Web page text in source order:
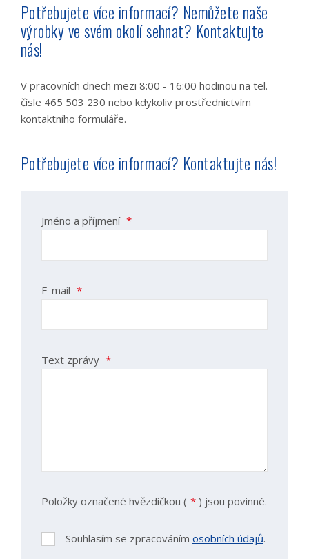
Potřebujete více informací? Nemůžete naše
výrobky ve svém okolí sehnat? Kontaktujte
nás!
V pracovních dnech mezi 8:00 - 16:00 hodinou na tel.
čísle 465 503 230 nebo kdykoliv prostřednictvím
kontaktního formuláře.
Potřebujete více informací? Kontaktujte nás!
Jméno a příjmení *
E-mail *
Text zprávy *
Položky označené hvězdičkou ( * ) jsou povinné.
Souhlasím
Souhlasím se zpracováním osobních údajů.